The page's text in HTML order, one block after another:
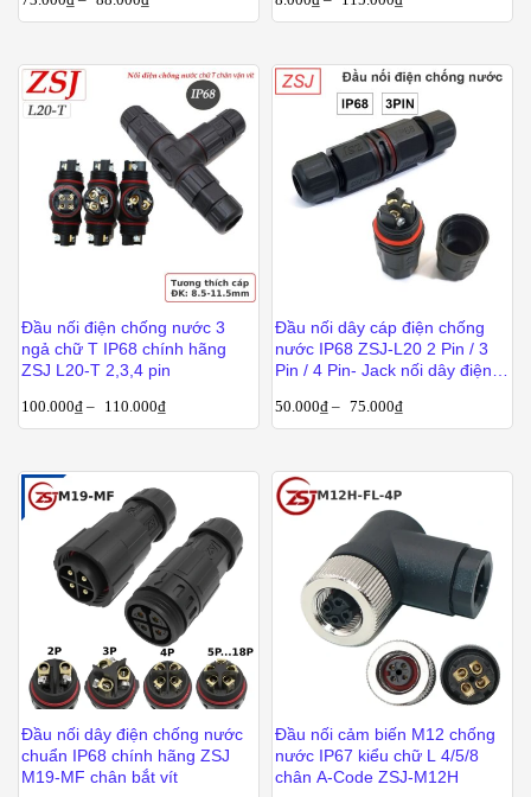
Đầu nối điện chống nước 3
ngả chữ T IP68 chính hãng
ZSJ L20-T 2,3,4 pin
100.000₫ – 110.000₫
Đầu nối dây cáp điện chống
nước IP68 ZSJ-L20 2 Pin / 3
Pin / 4 Pin- Jack nối dây điện
50.000₫ – 75.000₫
Đầu nối dây điện chống nước
chuẩn IP68 chính hãng ZSJ
M19-MF chân bắt vít
Đầu nối cảm biến M12 chống
nước IP67 kiểu chữ L 4/5/8
chân A-Code ZSJ-M12H